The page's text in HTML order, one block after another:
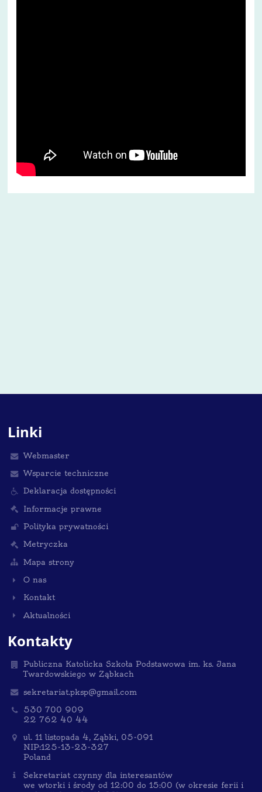
Linki
Webmaster
Wsparcie techniczne
Deklaracja dostępności
Informacje prawne
Polityka prywatności
Metryczka
Mapa strony
O nas
Kontakt
Aktualności
Kontakty
Publiczna Katolicka Szkoła Podstawowa im. ks. Jana
Twardowskiego w Ząbkach
sekretariat.pksp@gmail.com
530 700 909
22 762 40 44
ul. 11 listopada 4, Ząbki, 05-091
NIP:125-13-23-327
Poland
Sekretariat czynny dla interesantów
we wtorki i środy od 12:00 do 15:00 (w okresie ferii i